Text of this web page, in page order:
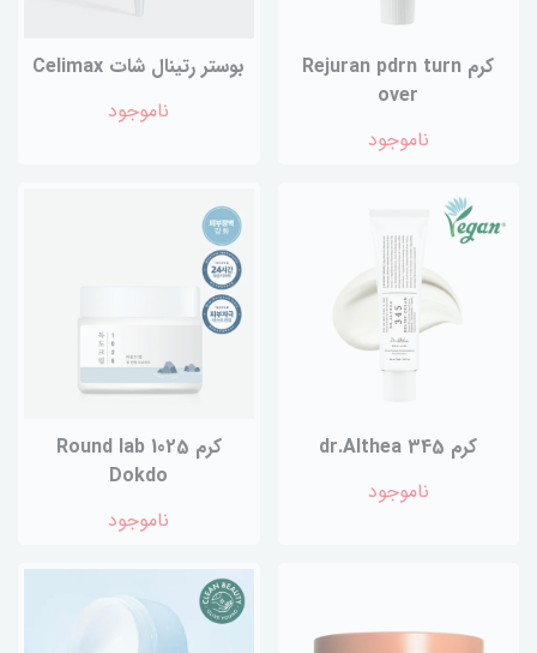
کرم Rejuran pdrn turn
over
ناموجود
بوستر رتینال شات Celimax
ناموجود
کرم 345 dr.Althea
ناموجود
کرم Round lab 1025
Dokdo
ناموجود